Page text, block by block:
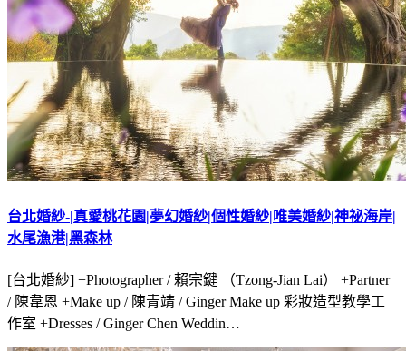
台北婚紗-|真愛桃花園|夢幻婚紗|個性婚紗|唯美婚紗|神祕海岸|
水尾漁港|黑森林
[台北婚紗] +Photographer / 賴宗鍵 （Tzong-Jian Lai） +Partner
/ 陳韋恩 +Make up / 陳青靖 / Ginger Make up 彩妝造型教學工
作室 +Dresses / Ginger Chen Weddin…